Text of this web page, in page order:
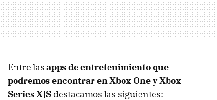
Entre las apps de entretenimiento que
podremos encontrar en Xbox One y Xbox
Series X|S destacamos las siguientes: